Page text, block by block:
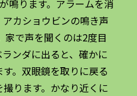
鳴ります。アラームを消
カショウビンの鳴き声
家で声を聞くのは2度目
ンダに出ると、確かに
。双眼鏡を取りに戻る
ります。かなり近くに